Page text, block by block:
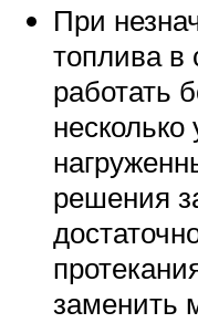
При
топлива в
работать
решения
заменить